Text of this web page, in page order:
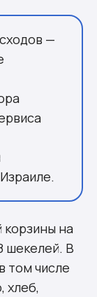
—
корзины на
шекелей. В
том числе
хлеб,